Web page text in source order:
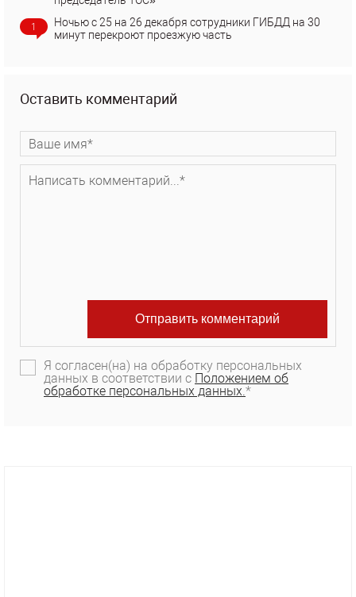
1
Ночью с 25 на 26 декабря сотрудники ГИБДД на 30
минут перекроют проезжую часть
Оставить комментарий
Я согласен(на) на обработку персональных
данных в соответствии с Положением об
обработке персональных данных.*